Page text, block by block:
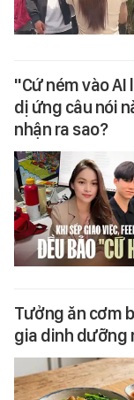
"Cứ ném vào AI
dị ứng câu nói
nhận ra sao?
Tưởng ăn cơm
gia dinh dưỡng